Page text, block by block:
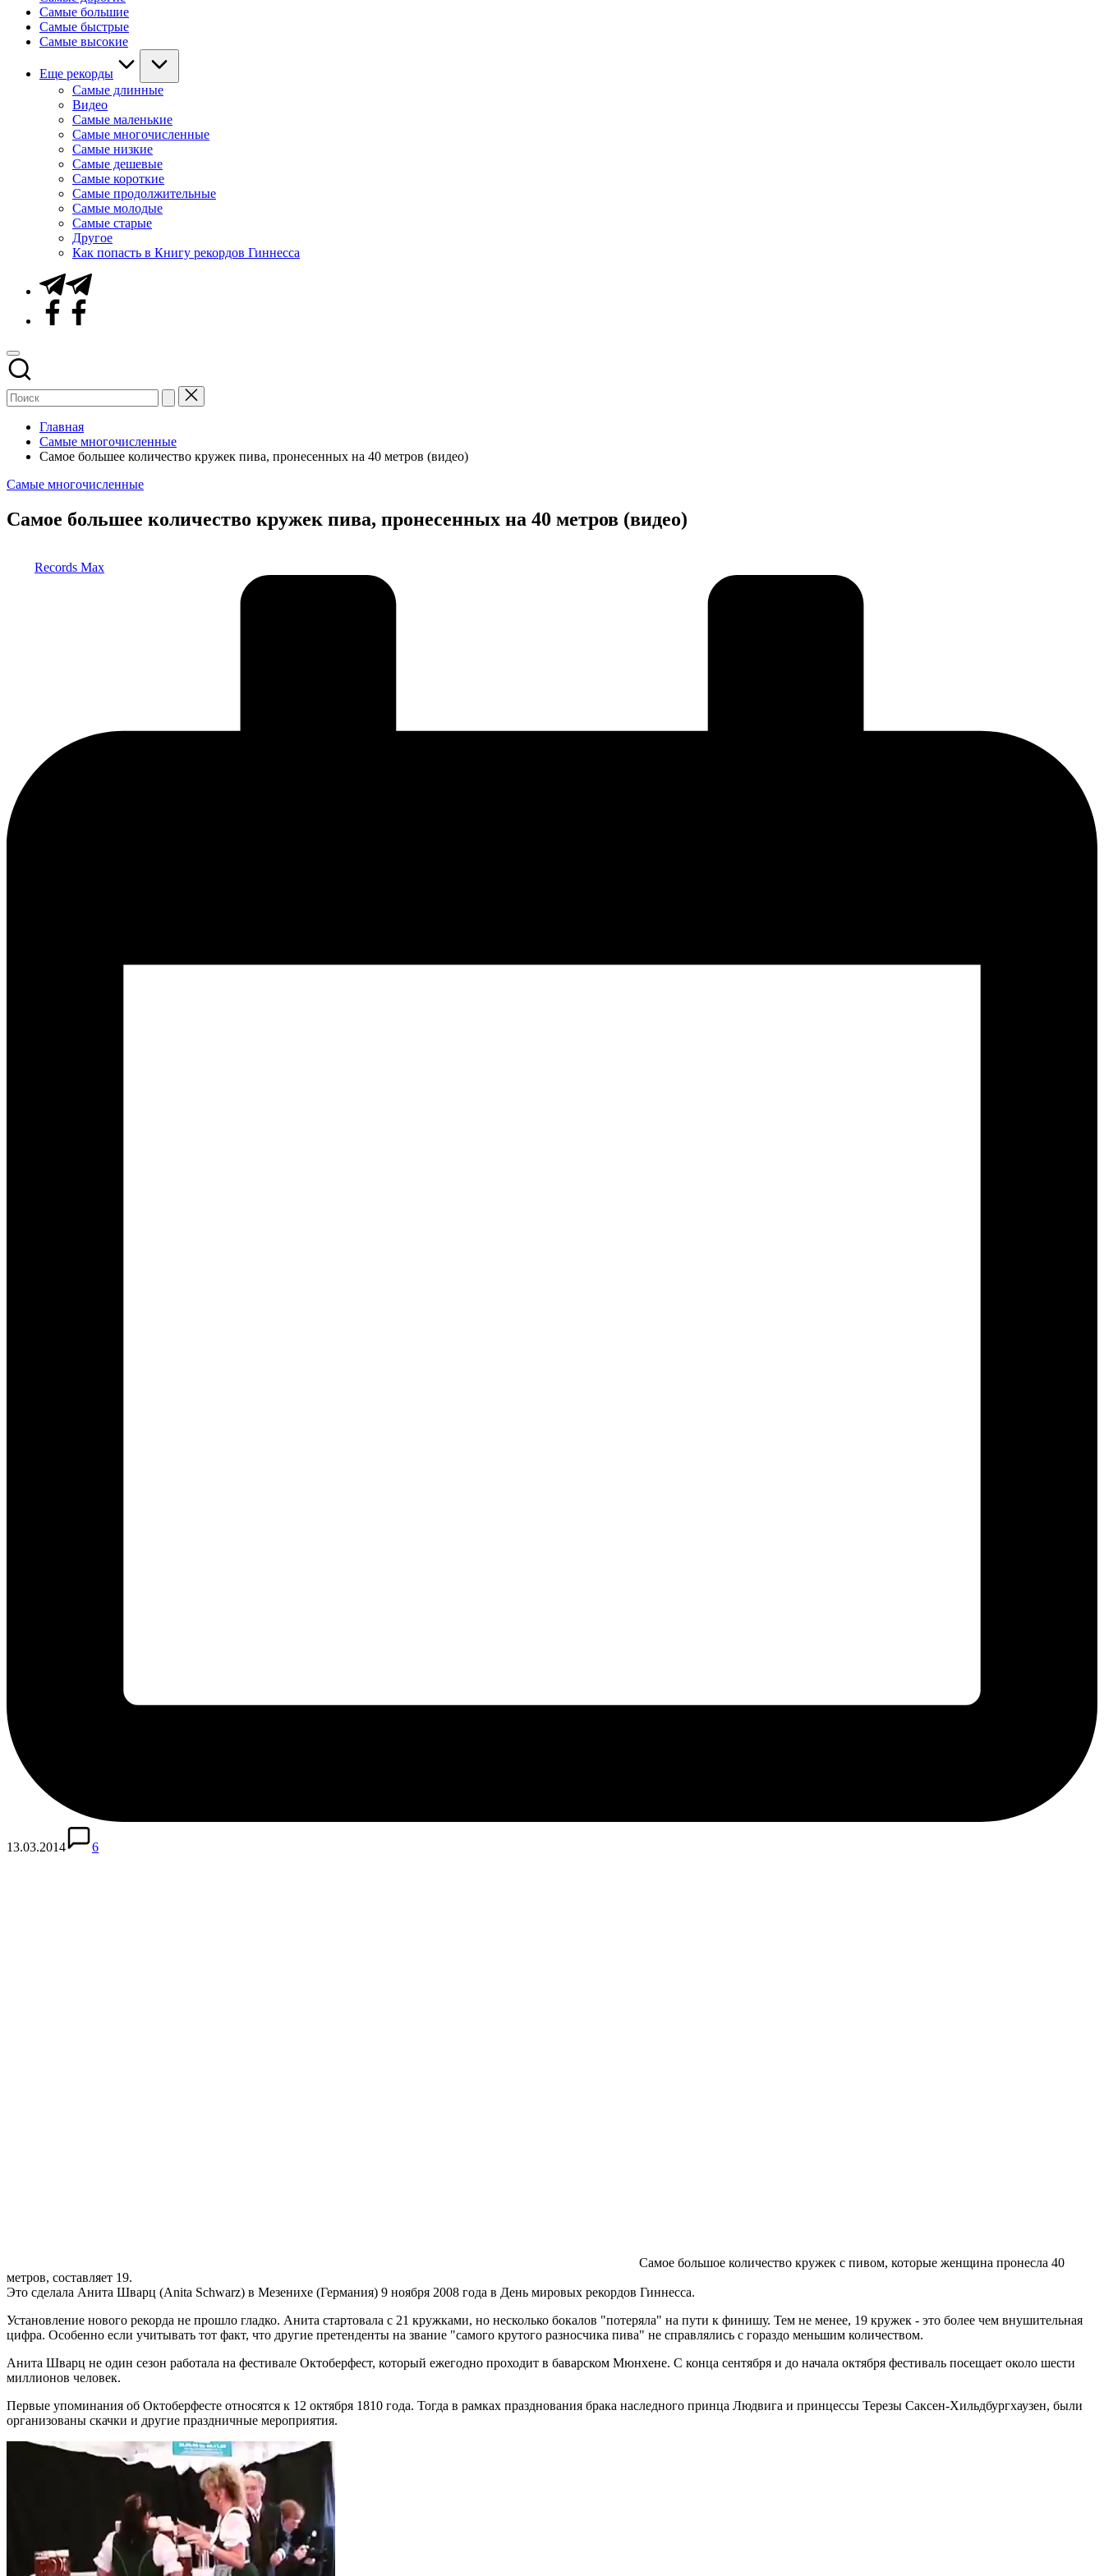
Самые большие
Самые быстрые
Самые высокие
Еще рекорды
Самые длинные
Видео
Самые маленькие
Самые многочисленные
Самые низкие
Самые дешевые
Самые короткие
Самые продолжительные
Самые молодые
Самые старые
Другое
Как попасть в Книгу рекордов Гиннесса
Telegram
Facebook
Главная
Самые многочисленные
Самое большее количество кружек пива, пронесенных на 40 метров (видео)
Опубликовано
Самые многочисленные
Самое большее количество кружек пива, пронесенных на 40 метров (видео)
Records Max
13.03.2014 6
Самое большое количество кружек с пивом, которые женщина пронесла 40
метров, составляет 19.
Это сделала Анита Шварц (Anita Schwarz) в Мезенихе (Германия) 9 ноября 2008 года в День мировых рекордов Гиннесса.
Установление нового рекорда не прошло гладко. Анита стартовала с 21 кружками, но несколько бокалов "потеряла" на пути к финишу. Тем не менее, 19 кружек - это более чем внушительная
цифра. Особенно если учитывать тот факт, что другие претенденты на звание "самого крутого разносчика пива" не справлялись с гораздо меньшим количеством.
Анита Шварц не один сезон работала на фестивале Октоберфест, который ежегодно проходит в баварском Мюнхене. С конца сентября и до начала октября фестиваль посещает около шести
миллионов человек.
Первые упоминания об Октоберфесте относятся к 12 октября 1810 года. Тогда в рамках празднования брака наследного принца Людвига и принцессы Терезы Саксен-Хильдбургхаузен, были
организованы скачки и другие праздничные мероприятия.